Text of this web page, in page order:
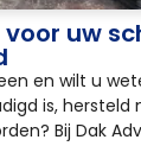
uw
en wilt u
is,
Bij Dak